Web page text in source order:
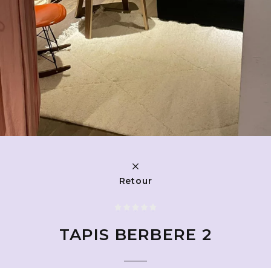
Retour
TAPIS BERBERE 2